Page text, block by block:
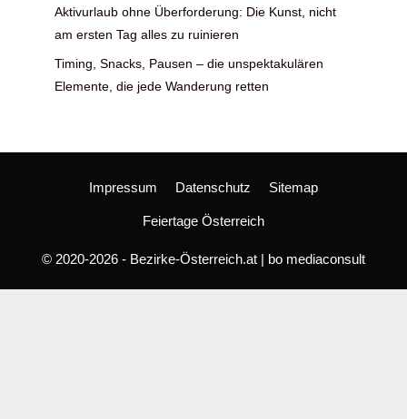
Aktivurlaub ohne Überforderung: Die Kunst, nicht
am ersten Tag alles zu ruinieren
Timing, Snacks, Pausen – die unspektakulären
Elemente, die jede Wanderung retten
Impressum Datenschutz Sitemap
Feiertage Österreich
© 2020-2026 - Bezirke-Österreich.at | bo mediaconsult